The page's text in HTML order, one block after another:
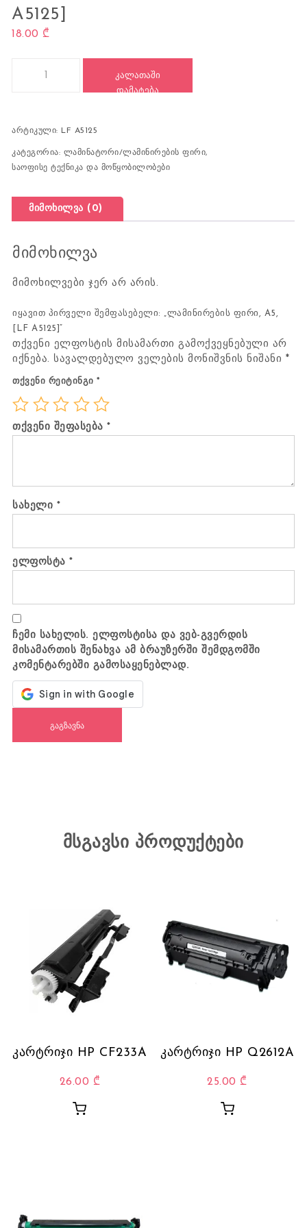
A5125]
18.00 ₾
ᲙᲐᲚᲐᲗᲐᲨᲘ
ᲓᲐᲛᲐᲢᲔᲑᲐ
არტიკული: LF A5125
კატეგორია: ლამინატორი/ლამინირების ფირი,
საოფისე ტექნიკა და მოწყობილობები
მიმოხილვა (0)
მიმოხილვა
მიმოხილვები ჯერ არ არის.
იყავით პირველი შემფასებელი: „ლამინირების ფირი, A5,
[LF A5125]“
თქვენი ელფოსტის მისამართი გამოქვეყნებული არ
იქნება. სავალდებულო ველების მონიშვნის ნიშანი *
თქვენი რეიტინგი*
თქვენი შეფასება*
სახელი *
ელფოსტა*
ჩემი სახელის. ელფოსტისა და ვებ-გვერდის
მისამართის შენახვა ამ ბრაუზერში შემდგომში
კომენტარებში გამოსაყენებლად.
მსგავსი პროდუქტები
კარტრიჯი HP CF233A
26.00 ₾
კარტრიჯი HP Q2612A
25.00 ₾